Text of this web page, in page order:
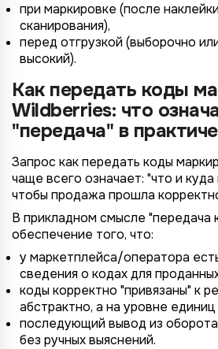
при маркировке (после
сканирования),
перед отгрузкой (выборочно
высокий).
Как передать коды
Wildberries: что
"передача" в
Запрос как передать коды
чаще всего означает: "что и
чтобы продажа прошла
В прикладном смысле "передача
обеспечение того, что:
у маркетплейса/оператора
сведения о кодах для
коды корректно "привязаны" к
абстрактно, а на уровне единиц
последующий вывод из
без ручных выяснений.